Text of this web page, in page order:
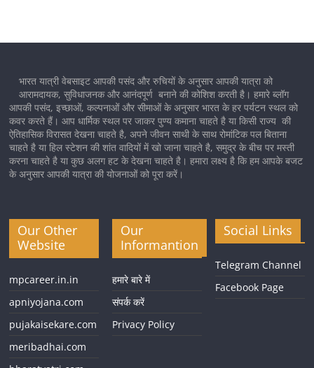
भारत यात्री वेबसाइट आपकी पसंद और रुचियों के अनुसार आपकी यात्रा को
आरामदायक, सुविधाजनक और आनंदपूर्ण बनाने की कोशिश करती है। हमारे ब्लॉग
आपकी पसंद, इच्छाओं, कल्पनाओं और सीमाओं के अनुसार भारत के हर पर्यटन स्थल को
कवर करते हैं। आप धार्मिक स्थल पर जाकर पुण्य कमाना चाहते है या किसी राज्य की
ऐतिहासिक विरासत देखना चाहते है, अपने जीवन साथी के साथ रोमांटिक पल बिताना
चाहते है या हिल स्टेशन की शांत वादियों में खो जाना चाहते है, समुद्र के बीच पर मस्ती
करना चाहते है या कुछ अलग हट के देखना चाहते है। हमारा लक्ष्य है कि हम आपके बजट
के अनुसार आपकी यात्रा की योजनाओं को पूरा करें।
Our Other
Website
mpcareer.in.in
apniyojana.com
pujakaisekare.com
meribadhai.com
Our
Informantion
हमारे बारे में
संपर्क करें
Privacy Policy
Social Links
Telegram Channel
Facebook Page